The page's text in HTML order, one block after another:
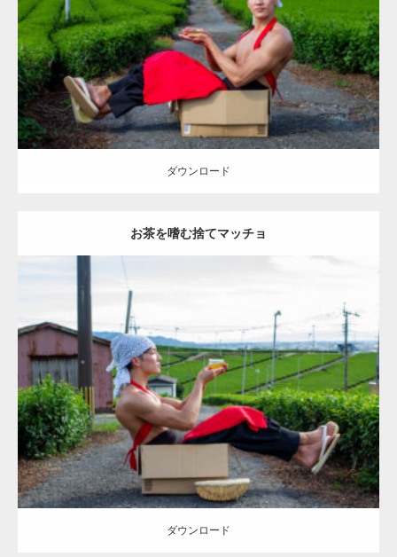
肩 捨てマッチョ 八女 (福岡)
ダウンロード
ダウンロード
お茶を嗜む捨てマッチョ
Update: 2023.02.11
Category: 茶畑のマッチョ その他 AKIHITO(細マッチョ)
上腕三頭筋
肩 捨てマッチョ 八女 (福岡)
ダウンロード
ダウンロード